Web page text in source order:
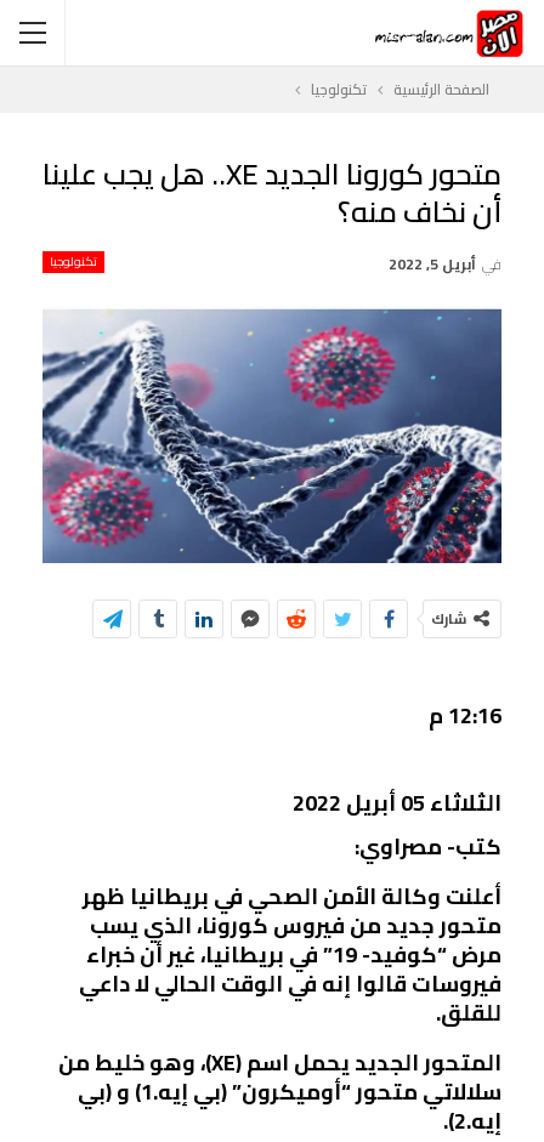
الصفحة الرئيسية تكنولوجيا
متحور كورونا الجديد XE.. هل يجب علينا
أن نخاف منه؟
تكنولوجيا في أبريل 5, 2022
شارك
12:16 م
الثلاثاء 05 أبريل 2022
كتب- مصراوي:
أعلنت وكالة الأمن الصحي في بريطانيا ظهر
متحور جديد من فيروس كورونا، الذي يسب
مرض “كوفيد- 19” في بريطانيا، غير أن خبراء
فيروسات قالوا إنه في الوقت الحالي لا داعي
للقلق.
المتحور الجديد يحمل اسم (XE)، وهو خليط من
سلالاتي متحور “أوميكرون” (بي إيه.1) و (بي
إيه.2).